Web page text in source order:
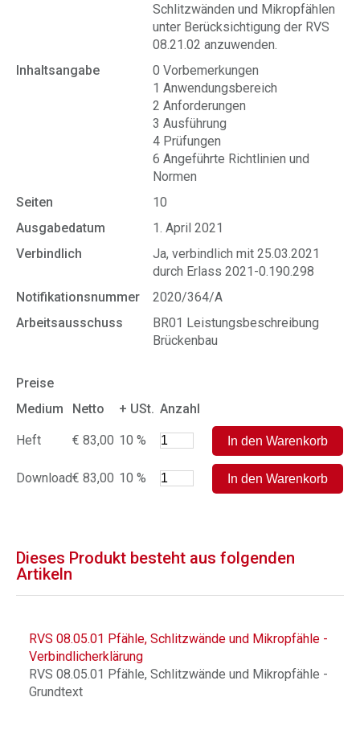
Schlitzwänden und Mikropfählen
unter Berücksichtigung der RVS
08.21.02 anzuwenden.
Inhaltsangabe
0 Vorbemerkungen
1 Anwendungsbereich
2 Anforderungen
3 Ausführung
4 Prüfungen
6 Angeführte Richtlinien und
Normen
Seiten
10
Ausgabedatum
1. April 2021
Verbindlich
Ja, verbindlich mit 25.03.2021
durch Erlass 2021-0.190.298
Notifikationsnummer
2020/364/A
Arbeitsausschuss
BR01 Leistungsbeschreibung
Brückenbau
Preise
Medium
Netto + USt. Anzahl
Heft € 83,00 10 %
Download€ 83,00 10 %
Dieses Produkt besteht aus folgenden
Artikeln
RVS 08.05.01 Pfähle, Schlitzwände und Mikropfähle -
Verbindlicherklärung
RVS 08.05.01 Pfähle, Schlitzwände und Mikropfähle -
Grundtext